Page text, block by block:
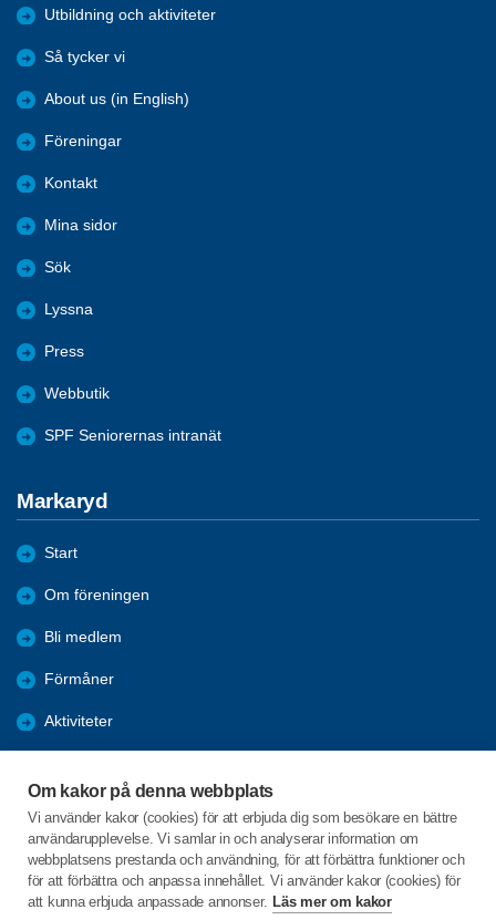
Om kakor på denna webbplats
Vi använder kakor (cookies) för att erbjuda dig som besökare en bättre
användarupplevelse. Vi samlar in och analyserar information om
webbplatsens prestanda och användning, för att förbättra funktioner och
för att förbättra och anpassa innehållet. Vi använder kakor (cookies) för
att kunna erbjuda anpassade annonser. Läs mer om kakor
Utbildning och aktiviteter
Så tycker vi
About us (in English)
Föreningar
Kontakt
Mina sidor
Sök
Lyssna
Press
Webbutik
SPF Seniorernas intranät
Markaryd
Start
Om föreningen
Bli medlem
Förmåner
Aktiviteter
ANSLAGSTAVLAN
Arkiv 2022-2025
C/o:Anita Lindberg